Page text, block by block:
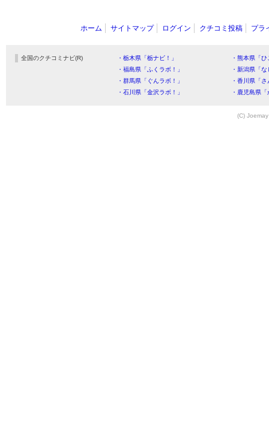
ホーム サイトマップ ログイン クチコミ投稿 プラ
全国のクチコミナビ(R) ・栃木県「栃ナビ！」
・熊本県「
・福島県「ふくラボ！」
・新潟県「
・群馬県「ぐんラボ！」
・香川県「
・石川県「金沢ラボ！」
・鹿児島県
(C)